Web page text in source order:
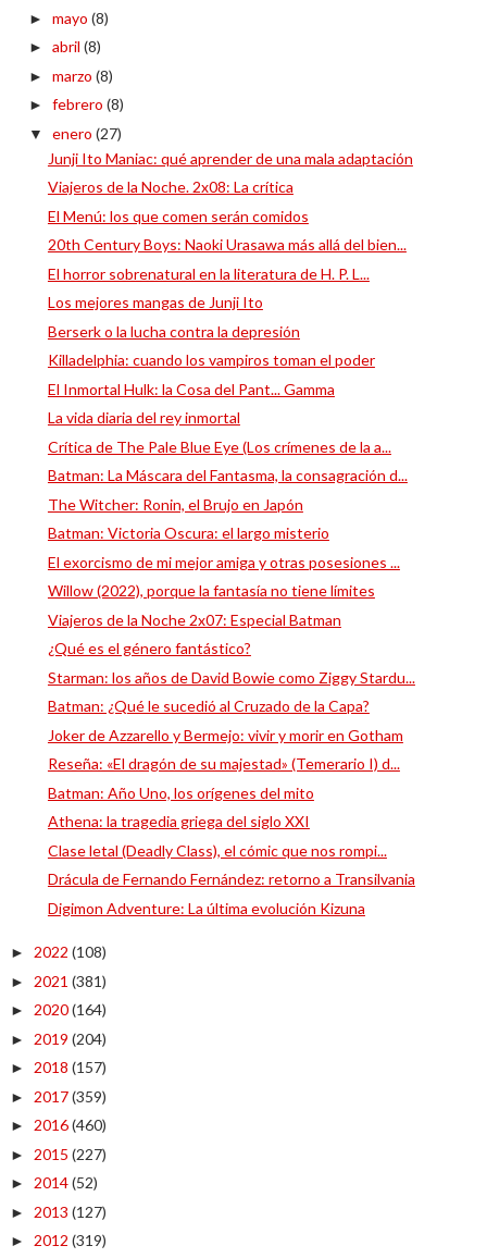
► mayo (8)
► abril (8)
► marzo (8)
► febrero (8)
▼ enero (27)
Junji Ito Maniac: qué aprender de una mala adaptación
Viajeros de la Noche. 2x08: La crítica
El Menú: los que comen serán comidos
20th Century Boys: Naoki Urasawa más allá del bien...
El horror sobrenatural en la literatura de H. P. L...
Los mejores mangas de Junji Ito
Berserk o la lucha contra la depresión
Killadelphia: cuando los vampiros toman el poder
El Inmortal Hulk: la Cosa del Pant... Gamma
La vida diaria del rey inmortal
Crítica de The Pale Blue Eye (Los crímenes de la a...
Batman: La Máscara del Fantasma, la consagración d...
The Witcher: Ronin, el Brujo en Japón
Batman: Victoria Oscura: el largo misterio
El exorcismo de mi mejor amiga y otras posesiones ...
Willow (2022), porque la fantasía no tiene límites
Viajeros de la Noche 2x07: Especial Batman
¿Qué es el género fantástico?
Starman: los años de David Bowie como Ziggy Stardu...
Batman: ¿Qué le sucedió al Cruzado de la Capa?
Joker de Azzarello y Bermejo: vivir y morir en Gotham
Reseña: «El dragón de su majestad» (Temerario I) d...
Batman: Año Uno, los orígenes del mito
Athena: la tragedia griega del siglo XXI
Clase letal (Deadly Class), el cómic que nos rompi...
Drácula de Fernando Fernández: retorno a Transilvania
Digimon Adventure: La última evolución Kizuna
► 2022 (108)
► 2021 (381)
► 2020(164)
► 2019 (204)
► 2018 (157)
► 2017(359)
► 2016(460)
► 2015 (227)
► 2014(52)
► 2013 (127)
► 2012 (319)